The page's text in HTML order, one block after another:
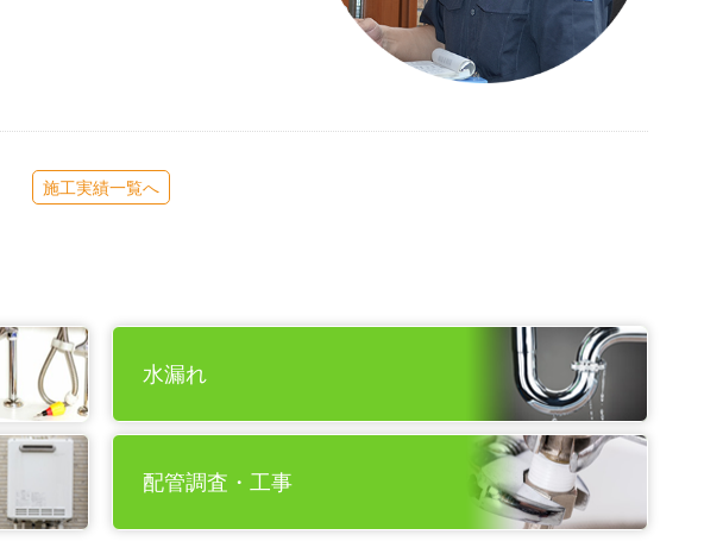
施工実績一覧へ
水漏れ
配管調査・工事